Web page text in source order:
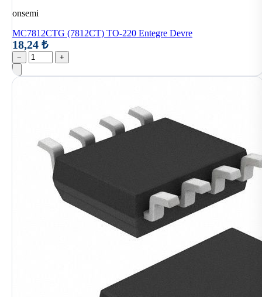
onsemi
MC7812CTG (7812CT) TO-220 Entegre Devre
18,24 ₺
− +